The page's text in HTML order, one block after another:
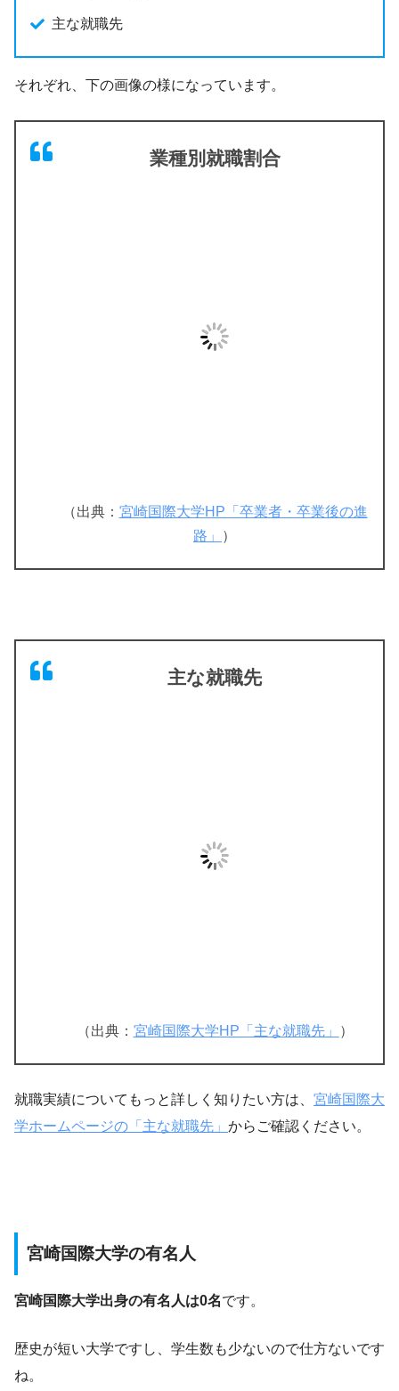
主な就職先
それぞれ、下の画像の様になっています。
業種別就職割合
（出典： 宮崎国際大学HP「卒業者・卒業後の進
路」
）
主な就職先
（出典： 宮崎国際大学HP「主な就職先」 ）
就職実績についてもっと詳しく知りたい方は、 宮崎国際大
学ホームページの「主な就職先」 からご確認ください。
宮崎国際大学の有名人
宮崎国際大学出身の有名人は0名です。
歴史が短い大学ですし、学生数も少ないので仕方ないです
ね。